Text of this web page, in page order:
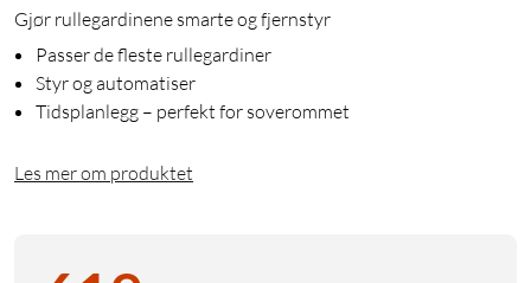
Gjør rullegardinene smarte og fjernstyr
Passer de fleste rullegardiner
Styr og automatiser
Tidsplanlegg – perfekt for soverommet
Les mer om produktet